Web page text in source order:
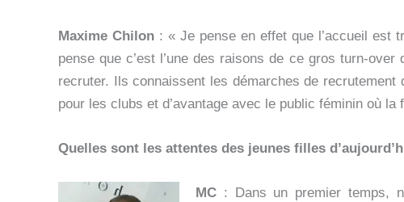
Maxime Chilon : « Je pense en effet que l’accueil est
pense que c’est l’une des raisons de ce gros turn-
recruter. Ils connaissent les démarches de
pour les clubs et d’avantage avec le public féminin où
Quelles sont les attentes des jeunes filles
MC : Dans un premier temps,